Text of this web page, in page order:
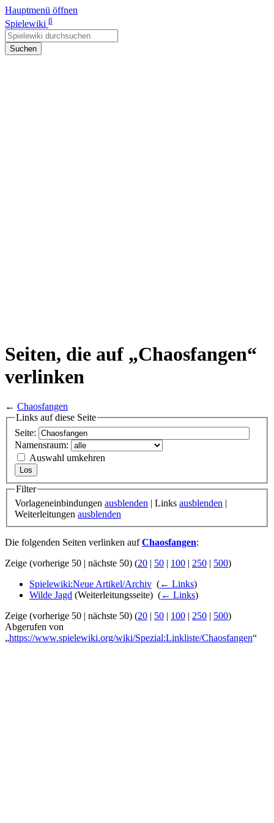
Hauptmenü öffnen
Spielewiki β
Suchen
Seiten, die auf „Chaosfangen“
verlinken
← Chaosfangen
Links auf diese Seite
Seite:
Namensraum:
Auswahl umkehren
Filter
Vorlageneinbindungen ausblenden | Links ausblenden |
Weiterleitungen ausblenden
Die folgenden Seiten verlinken aufChaosfangen:
Zeige (vorherige 50 | nächste 50) (20 | 50 | 100 | 250 | 500)
Spielewiki:Neue Artikel/Archiv (← Links)
Wilde Jagd (Weiterleitungsseite) ‎ (← Links)
Zeige (vorherige 50 | nächste 50) (20 | 50 | 100 | 250 | 500)
Abgerufen von
„https://www.spielewiki.org/wiki/Spezial:Linkliste/Chaosfangen“